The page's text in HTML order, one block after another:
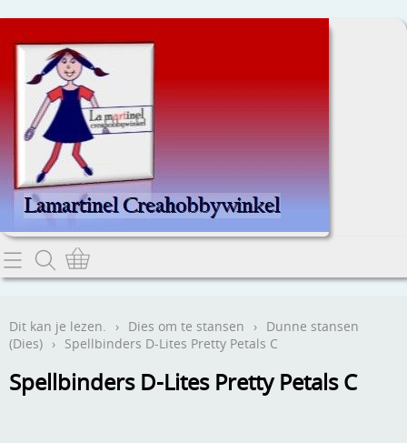
Home
Contact
Webwinkel
Dit kan je lezen. › Dies om te stansen › Dunne stansen
(Dies) › Spellbinders D-Lites Pretty Petals C
Spellbinders D-Lites Pretty Petals C